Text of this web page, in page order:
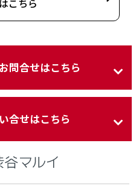
こちら
問合せはこちら
合せはこちら